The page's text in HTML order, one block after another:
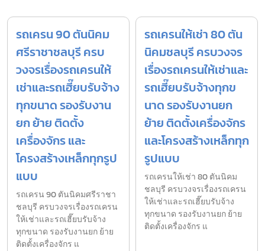
รถเครน 90 ตันนิคม
ศรีราชาชลบุรี ครบ
วงจรเรื่องรถเครนให้
เช่าและรถเฮี๊ยบรับจ้าง
ทุกขนาด รองรับงาน
ยก ย้าย ติดตั้ง
เครื่องจักร และ
โครงสร้างเหล็กทุกรูป
แบบ
รถเครน 90 ตันนิคมศรีราชา
ชลบุรี ครบวงจรเรื่องรถเครน
ให้เช่าและรถเฮี๊ยบรับจ้าง
ทุกขนาด รองรับงานยก ย้าย
ติดตั้งเครื่องจักร แ
รถเครนให้เช่า 80 ตัน
นิคมชลบุรี ครบวงจร
เรื่องรถเครนให้เช่าและ
รถเฮี๊ยบรับจ้างทุกข
นาด รองรับงานยก
ย้าย ติดตั้งเครื่องจักร
และโครงสร้างเหล็กทุก
รูปแบบ
รถเครนให้เช่า 80 ตันนิคม
ชลบุรี ครบวงจรเรื่องรถเครน
ให้เช่าและรถเฮี๊ยบรับจ้าง
ทุกขนาด รองรับงานยก ย้าย
ติดตั้งเครื่องจักร แ